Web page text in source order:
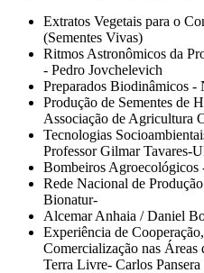
Extratos Vegetais para o
(Sementes Vivas)
Ritmos Astronômicos da
- Pedro Jovchelevich
Preparados Biodinâmicos -
Produção de Sementes de
Associação de Agricultura
Tecnologias
Professor Gilmar Tavares-
Bombeiros
Rede Nacional de
Bionatur-
Alcemar Anhaia / Daniel
Experiência de
Comercialização nas Áreas
Terra Livre- Carlos